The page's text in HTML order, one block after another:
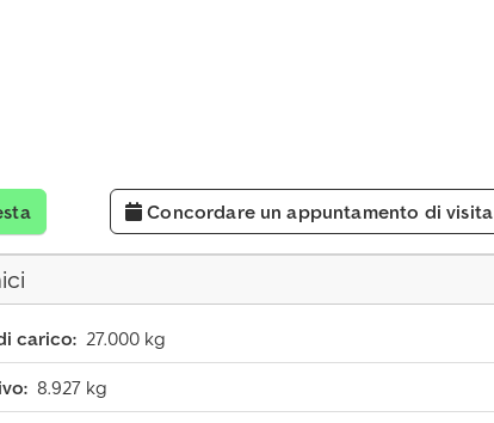
Concordare un appuntamento di visita
carico: 27.000 kg
8.927 kg